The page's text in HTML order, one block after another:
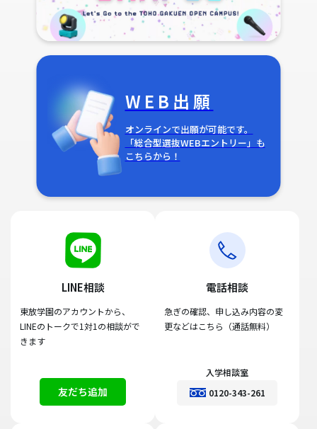
WEB出願
オンラインで出願が可能です。
「総合型選抜WEBエントリー」も
こちらから！
LINE相談
東放学園のアカウントから、
LINEのトークで1対1の相談がで
きます
友だち追加
電話相談
急ぎの確認、申し込み内容の変
更などはこちら（通話無料）
入学相談室
0120-343-261